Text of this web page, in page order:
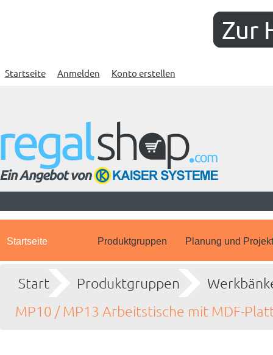
Zur
Startseite Anmelden Konto erstellen
Startseite Produktgruppen Planung und
Start Produktgruppen
MP10 / MP13 Arbeitstische mit MDF-